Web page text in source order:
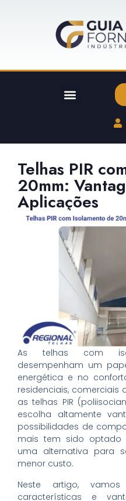
Telhas PIR
20mm:
Aplicações
As telhas com
desempenham um
energética e no
residenciais, comerciais
as telhas PIR
escolha altamente
possibilidades de
mais tem sido optado
uma alternativa para
menor custo.
Neste artigo,
características e